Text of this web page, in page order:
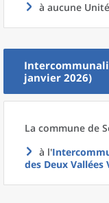
à aucune
janvier 2026)
La commune de
à l'
des Deux Vallées